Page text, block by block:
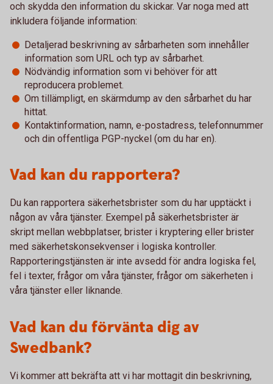
och skydda den information du skickar. Var noga med att
inkludera följande information:
Detaljerad beskrivning av sårbarheten som innehåller
information som URL och typ av sårbarhet.
Nödvändig information som vi behöver för att
reproducera problemet.
Om tillämpligt, en skärmdump av den sårbarhet du har
hittat.
Kontaktinformation, namn, e-postadress, telefonnummer
och din offentliga PGP-nyckel (om du har en).
Vad kan du rapportera?
Du kan rapportera säkerhetsbrister som du har upptäckt i
någon av våra tjänster. Exempel på säkerhetsbrister är
skript mellan webbplatser, brister i kryptering eller brister
med säkerhetskonsekvenser i logiska kontroller.
Rapporteringstjänsten är inte avsedd för andra logiska fel,
fel i texter, frågor om våra tjänster, frågor om säkerheten i
våra tjänster eller liknande.
Vad kan du förvänta dig av
Swedbank?
Vi kommer att bekräfta att vi har mottagit din beskrivning,